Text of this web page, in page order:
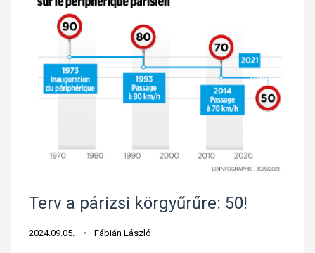
b
g
y
Terv a párizsi körgyűrűre: 50!
2024.09.05. Fábián László